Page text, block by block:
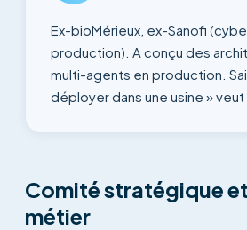
Ex-bioMérieux, ex-Sanofi
production). A conçu des
multi-agents en production.
déployer dans une usine » veut
Comité stratégique
métier